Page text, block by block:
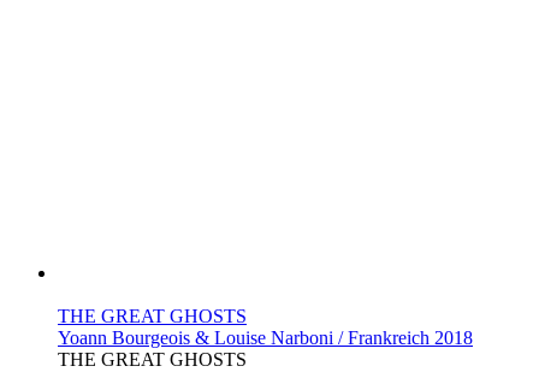
THE GREAT GHOSTS
Yoann Bourgeois & Louise Narboni / Frankreich 2018
THE GREAT GHOSTS